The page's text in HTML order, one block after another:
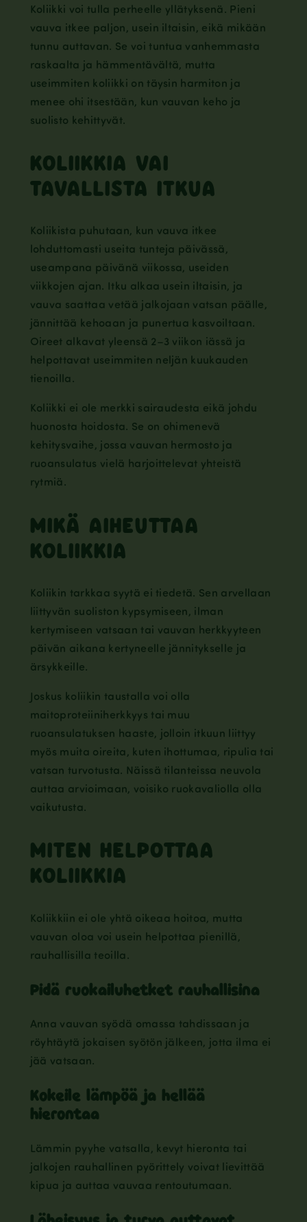
Koliikki voi tulla perheelle yllätyksenä. Pieni
vauva itkee paljon, usein iltaisin, eikä mikään
tunnu auttavan. Se voi tuntua vanhemmasta
raskaalta ja hämmentävältä, mutta
useimmiten koliikki on täysin harmiton ja
menee ohi itsestään, kun vauvan keho ja
suolisto kehittyvät.
KOLIIKKIA VAI
TAVALLISTA ITKUA
Koliikista puhutaan, kun vauva itkee
lohduttomasti useita tunteja päivässä,
useampana päivänä viikossa, useiden
viikkojen ajan. Itku alkaa usein iltaisin, ja
vauva saattaa vetää jalkojaan vatsan päälle,
jännittää kehoaan ja punertua kasvoiltaan.
Oireet alkavat yleensä 2–3 viikon iässä ja
helpottavat useimmiten neljän kuukauden
tienoilla.
Koliikki ei ole merkki sairaudesta eikä johdu
huonosta hoidosta. Se on ohimenevä
kehitysvaihe, jossa vauvan hermosto ja
ruoansulatus vielä harjoittelevat yhteistä
rytmiä.
MIKÄ AIHEUTTAA
KOLIIKKIA
Koliikin tarkkaa syytä ei tiedetä. Sen arvellaan
liittyvän suoliston kypsymiseen, ilman
kertymiseen vatsaan tai vauvan herkkyyteen
päivän aikana kertyneelle jännitykselle ja
ärsykkeille.
Joskus koliikin taustalla voi olla
maitoproteiiniherkkyys tai muu
ruoansulatuksen haaste, jolloin itkuun liittyy
myös muita oireita, kuten ihottumaa, ripulia tai
vatsan turvotusta. Näissä tilanteissa neuvola
auttaa arvioimaan, voisiko ruokavaliolla olla
vaikutusta.
MITEN HELPOTTAA
KOLIIKKIA
Koliikkiin ei ole yhtä oikeaa hoitoa, mutta
vauvan oloa voi usein helpottaa pienillä,
rauhallisilla teoilla.
Pidä ruokailuhetket rauhallisina
Anna vauvan syödä omassa tahdissaan ja
röyhtäytä jokaisen syötön jälkeen, jotta ilma ei
jää vatsaan.
Kokeile lämpöä ja hellää
hierontaa
Lämmin pyyhe vatsalla, kevyt hieronta tai
jalkojen rauhallinen pyörittely voivat lievittää
kipua ja auttaa vauvaa rentoutumaan.